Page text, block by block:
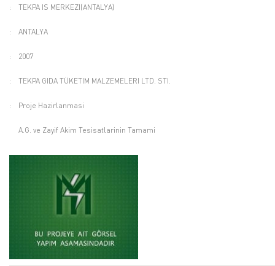
:
:
:
:
:
TEKPA IS MERKEZI(ANTALYA)
ANTALYA
2007
TEKPA GIDA TÜKETIM MALZEMELERI LTD. STI.
Proje Hazirlanmasi
A.G. ve Zayif Akim Tesisatlarinin Tamami